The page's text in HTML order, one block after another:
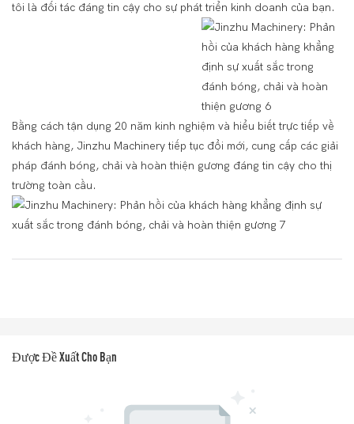
tôi là đối tác đáng tin cậy cho sự phát triển kinh doanh của bạn.
Bằng cách tận dụng 20 năm kinh nghiệm và hiểu biết trực tiếp về
khách hàng, Jinzhu Machinery tiếp tục đổi mới, cung cấp các giải
pháp đánh bóng, chải và hoàn thiện gương đáng tin cậy cho thị
trường toàn cầu.
Được Đề Xuất Cho Bạn